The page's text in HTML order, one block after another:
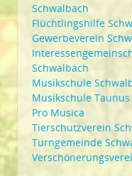
Schwalbach
Flüchtlingshilfe
Gewerbeverein
Schwalbach
Musikschule
Musikschule Taunus
Pro Musica
Tierschutzverein
Turngemeinde